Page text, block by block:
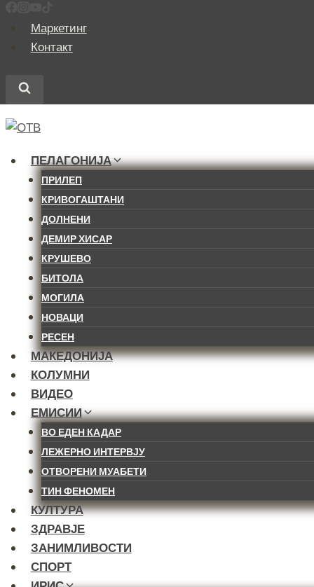
content
Маркетинг
Контакт
ПЕЛАГОНИЈА
ПРИЛЕП
КРИВОГАШТАНИ
ДОЛНЕНИ
ДЕМИР ХИСАР
КРУШЕВО
БИТОЛА
МОГИЛА
НОВАЦИ
РЕСЕН
МАКЕДОНИЈА
КОЛУМНИ
ВИДЕО
ЕМИСИИ
ВО ЕДЕН КАДАР
ЛЕЖЕРНО ИНТЕРВЈУ
ОТВОРЕНИ МУАБЕТИ
ТИН ФЕНОМЕН
КУЛТУРА
ЗДРАВЈЕ
ЗАНИМЛИВОСТИ
СПОРТ